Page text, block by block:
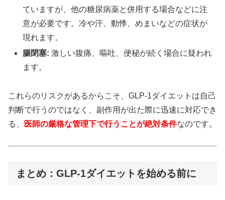
ていますが、他の糖尿病薬と併用する場合などに注
意が必要です。冷や汗、動悸、めまいなどの症状が
現れます。
腸閉塞: 激しい腹痛、嘔吐、便秘が続く場合に疑われ
ます。
これらのリスクがあるからこそ、GLP-1ダイエットは自己
判断で行うのではなく、副作用が出た際に迅速に対応でき
る、
医師の厳格な管理下で行うことが絶対条件なのです。
まとめ：GLP-1ダイエットを始める前に